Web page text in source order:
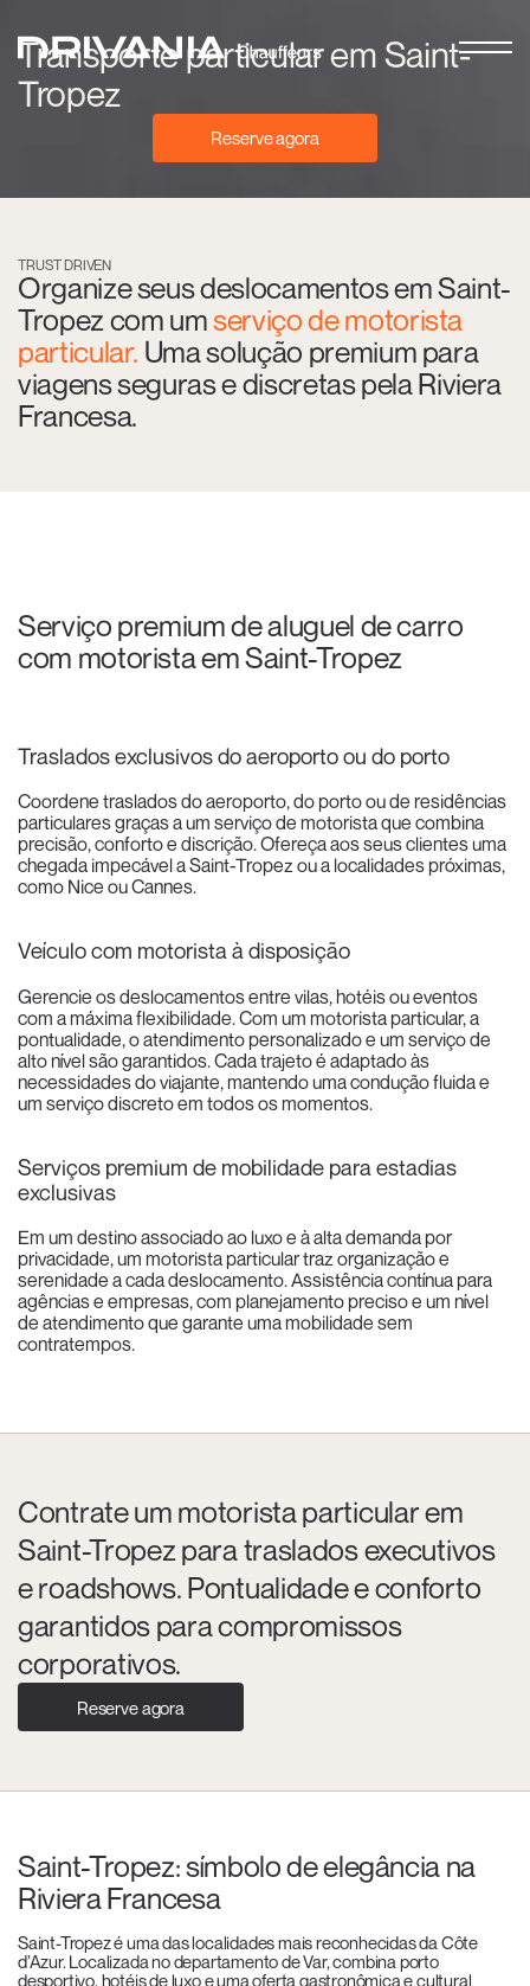
Transporte particular em Saint-
Tropez
Reserve agora
TRUST DRIVEN
Organize seus deslocamentos em Saint-
Tropez com umserviço de motorista
particular. Uma solução premium para
viagens seguras e discretas pela Riviera
Francesa.
Serviço premium de aluguel de carro
com motorista em Saint-Tropez
Traslados exclusivos do aeroporto ou do porto
Coordene traslados do aeroporto, do porto ou de residências
particulares graças a um serviço de motorista que combina
precisão, conforto e discrição. Ofereça aos seus clientes uma
chegada impecável a Saint-Tropez ou a localidades próximas,
como Nice ou Cannes.
Veículo com motorista à disposição
Gerencie os deslocamentos entre vilas, hotéis ou eventos
com a máxima flexibilidade. Com um motorista particular, a
pontualidade, o atendimento personalizado e um serviço de
alto nível são garantidos. Cada trajeto é adaptado às
necessidades do viajante, mantendo uma condução fluida e
um serviço discreto em todos os momentos.
Serviços premium de mobilidade para estadias
exclusivas
Em um destino associado ao luxo e à alta demanda por
privacidade, um motorista particular traz organização e
serenidade a cada deslocamento. Assistência contínua para
agências e empresas, com planejamento preciso e um nível
de atendimento que garante uma mobilidade sem
contratempos.
Contrate um motorista particular em
Saint-Tropez para traslados executivos
e roadshows. Pontualidade e conforto
garantidos para compromissos
corporativos.
Reserve agora
Saint-Tropez: símbolo de elegância na
Riviera Francesa
Saint-Tropez é uma das localidades mais reconhecidas da Côte
d’Azur. Localizada no departamento de Var, combina porto
desportivo, hotéis de luxo e uma oferta gastronômica e cultural